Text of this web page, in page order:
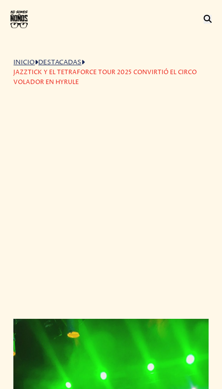
INICIO DESTACADAS
JAZZTICK Y EL TETRAFORCE TOUR 2025 CONVIRTIÓ EL CIRCO
VOLADOR EN HYRULE